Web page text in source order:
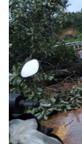
Kinh tế
Bất động sản
Khởi nghiệp